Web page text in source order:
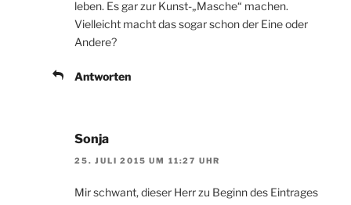
leben. Es gar zur Kunst-„Masche“ machen.
Vielleicht macht das sogar schon der Eine oder
Andere?
Antworten
Sonja
25. JULI 2015 UM 11:27 UHR
Mir schwant, dieser Herr zu Beginn des Eintrages